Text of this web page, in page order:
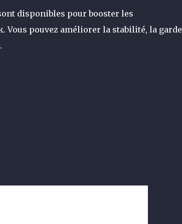
disponibles pour booster les
pouvez améliorer la stabilité, la garde